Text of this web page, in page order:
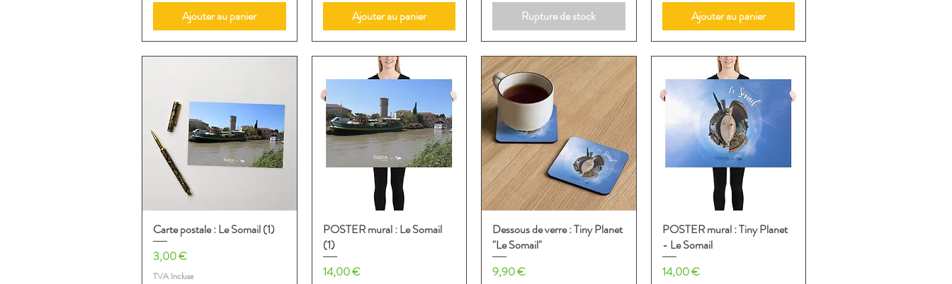
Ajouter au panier Ajouter au panier Rupture de stock Ajouter au panier
Aperçu rapide
Carte postale : Le Somail (1)
Prix
3,00 €
TVA Incluse
Aperçu rapide
POSTER mural : Le Somail
(1)
Prix
14,00 €
Aperçu rapide
Dessous de verre : Tiny Planet
"Le Somail"
Prix
9,90 €
Aperçu rapide
POSTER mural : Tiny Planet
- Le Somail
Prix
14,00 €